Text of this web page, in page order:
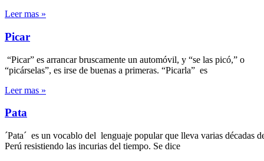
Leer mas »
Picar
“Picar” es arrancar bruscamente un automóvil, y “se las picó,” o
“picárselas”, es irse de buenas a primeras. “Picarla” es
Leer mas »
Pata
´Pata´ es un vocablo del lenguaje popular que lleva varias décadas
Perú resistiendo las incurias del tiempo. Se dice